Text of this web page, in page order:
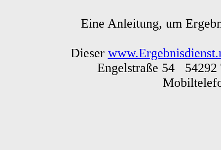
Eine Anleitung, um
Dieser
Engelstraße 54